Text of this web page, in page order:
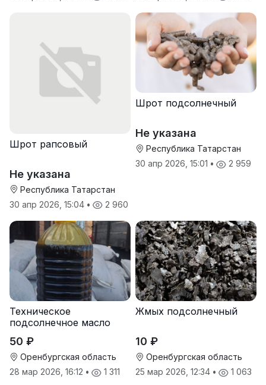
Шрот рапсовый
Не указана
Республика Татарстан
30 апр 2026, 15:04 • 2 960
Шрот подсолнечный
Не указана
Республика Татарстан
30 апр 2026, 15:01 • 2 959
Техническое
подсолнечное масло
50 ₽
Оренбургская область
28 мар 2026, 16:12 • 1 311
Жмых подсолнечный
10 ₽
Оренбургская область
25 мар 2026, 12:34 • 1 063